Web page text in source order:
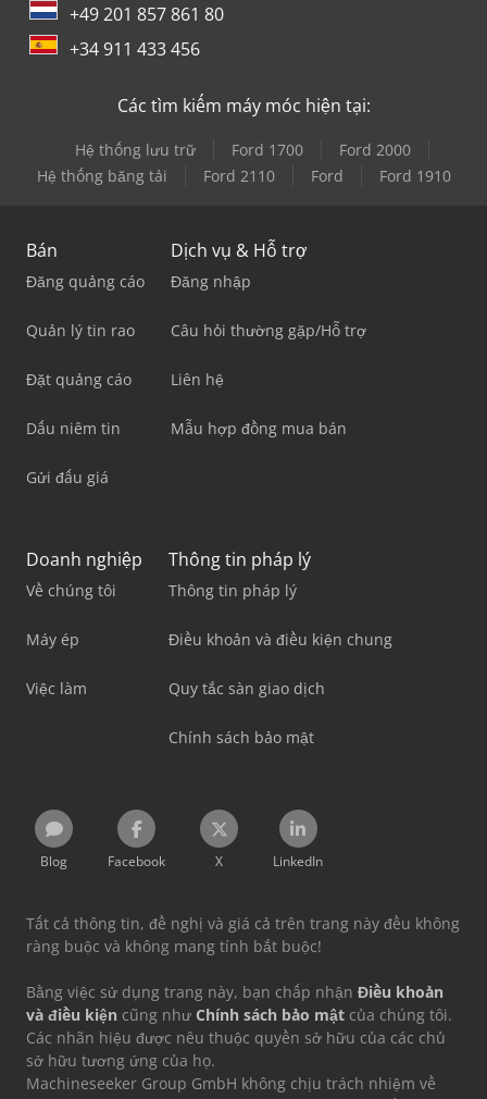
+49 201 857 861 80
+34 911 433 456
Các tìm kiếm máy móc hiện tại:
Hệ thống lưu trữ Ford 1700
Ford 2000
Hệ thống băng tải
Ford 2110 Ford Ford 1910
Bán
Đăng quảng cáo
Quản lý tin rao
Đặt quảng cáo
Dấu niêm tin
Gửi đấu giá
Dịch vụ & Hỗ trợ
Đăng nhập
Câu hỏi thường gặp/Hỗ trợ
Liên hệ
Mẫu hợp đồng mua bán
Doanh nghiệp
Về chúng tôi
Máy ép
Việc làm
Thông tin pháp lý
Thông tin pháp lý
Điều khoản và điều kiện chung
Quy tắc sàn giao dịch
Chính sách bảo mật
Blog Facebook X LinkedIn
Tất cả thông tin, đề nghị và giá cả trên trang này đều không
ràng buộc và không mang tính bắt buộc!
Bằng việc sử dụng trang này, bạn chấp nhận Điều khoản
và điều kiện cũng như Chính sách bảo mật của chúng tôi.
Các nhãn hiệu được nêu thuộc quyền sở hữu của các chủ
sở hữu tương ứng của họ.
Machineseeker Group GmbH không chịu trách nhiệm về